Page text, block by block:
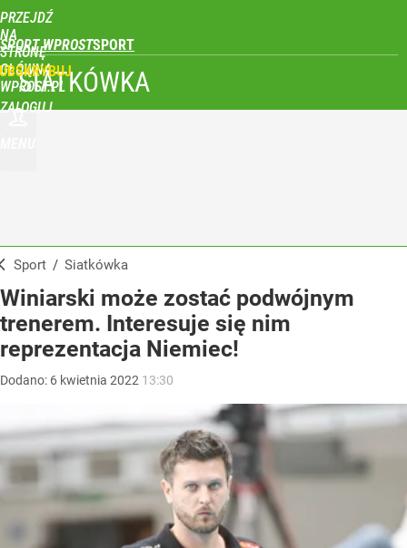
PRZEJDŹ
NA
STRONĘ
GŁÓWNĄ
WPROST.PL
SPORT WPROST
ZALOGUJ
SIATKÓWKA
Sport / Siatkówka
Winiarski może zostać podwójnym
trenerem. Interesuje się nim
reprezentacja Niemiec!
Dodano: 6 kwietnia 2022 13:30